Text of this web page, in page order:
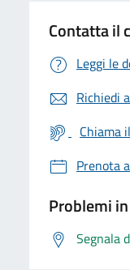
Contatta il
Leggi le
Richiedi
Chiama
Prenota
Problemi
Segnala